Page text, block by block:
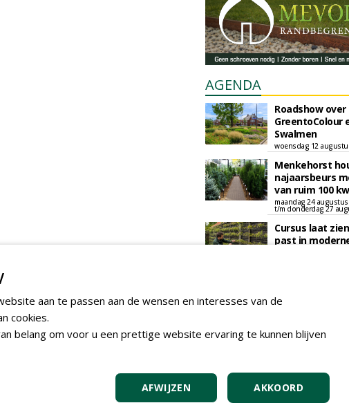
AGENDA
Roadshow over
GreentoColour
Swalmen
woensdag 12
Menkehorst
najaarsbeurs
van ruim 100
maandag 24 augustus
t/m donderdag 27
Cursus laat
past in
woensdag 26
Vakdag 'All
zet eenjarige
centraal in
donderdag 27
GaLaBau
t/m vrijdag 18
aan te passen aan de wensen en interesses van de
cookies.
belang om voor u een prettige website ervaring te kunnen blijven
AKKOORD
AFWIJZEN